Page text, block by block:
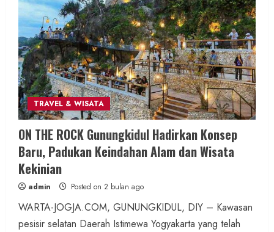
Status Kalurahan Mandiri Budaya
admin Posted on 6 jam ago
2 min read
Berita KUA Semugih, DIY
Keutamaan Sholawat dan Kunci Hidup
Tenang Jadi Materi Utama Pengajian
Aparat Margosari
admin Posted on 6 jam ago
TRAVEL & WISATA
ON THE ROCK Gunungkidul Hadirkan Konsep
Baru, Padukan Keindahan Alam dan Wisata
Kekinian
admin Posted on 2 bulan ago
WARTA-JOGJA.COM, GUNUNGKIDUL, DIY – Kawasan
pesisir selatan Daerah Istimewa Yogyakarta yang telah